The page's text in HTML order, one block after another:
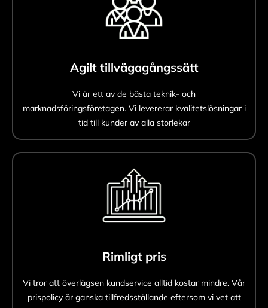
Agilt tillvägagångssätt
Vi är ett av de bästa teknik- och
marknadsföringsföretagen. Vi levererar kvalitetslösningar i
tid till kunder av alla storlekar
Rimligt pris
Vi tror att överlägsen kundservice alltid kostar mindre. Vår
prispolicy är ganska tillfredsställande eftersom vi vet att